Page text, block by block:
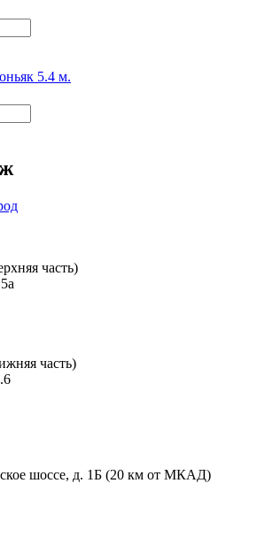
5.4 м.
часть)
часть)
шоссе, д. 1Б (20 км от МКАД)